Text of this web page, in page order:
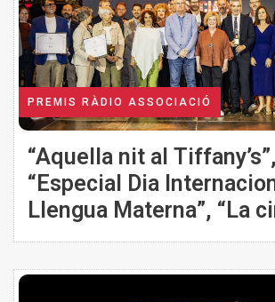
PREMIS RÀDIO ASSOCIACIÓ
“Aquella nit al Tiffany’s”,
“Especial Dia
Llengua Materna”, “La
Möbius“ i ex-aequo
Poblet” i “Sense